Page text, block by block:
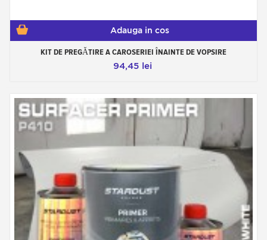
Adauga in cos
KIT DE PREGĂTIRE A CAROSERIEI ÎNAINTE DE VOPSIRE
94,45 lei